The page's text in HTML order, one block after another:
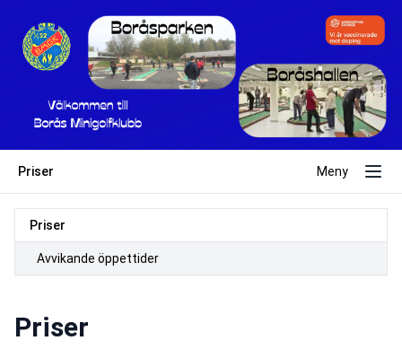
Priser Meny
Priser
Avvikande öppettider
Priser